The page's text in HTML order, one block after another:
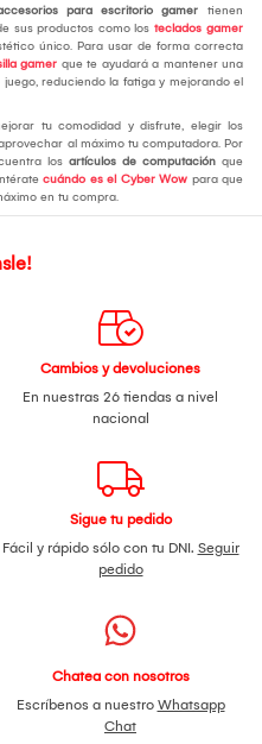
para escritorio gamer tienen
sus productos como los teclados gamer
único. Para usar de forma correcta
gamer que te ayudará a mantener una
reduciendo la fatiga y mejorando el
tu comodidad y disfrute, elegir los
al máximo tu computadora. Por
los artículos de computación que
cuándo es el Cyber Wow para que
en tu compra.
Cambios y devoluciones
En nuestras 26 tiendas a nivel
nacional
Sigue tu pedido
Fácil y rápido sólo con tu DNI. Seguir
pedido
Chatea con nosotros
Escríbenos a nuestro Whatsapp
Chat